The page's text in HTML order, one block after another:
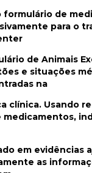
formulário de
para o
de Animais
e situações
na
clínica. Usando
medicamentos,
em evidências
as